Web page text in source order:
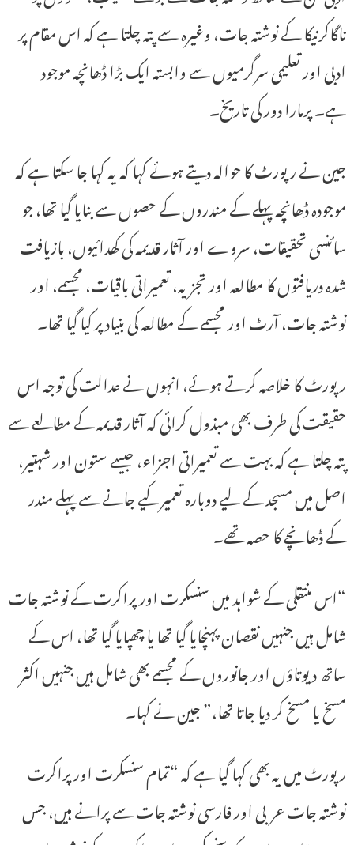
ناگاکرنیکا کے نوشتہ جات، وغیرہ سے پتہ چلتا ہے کہ اس مقام پر
ادبی اور تعلیمی سرگرمیوں سے وابستہ ایک بڑا ڈھانچہ موجود
ہے۔ پرمارا دور کی تاریخ۔
جین نے رپورٹ کا حوالہ دیتے ہوئے کہا کہ یہ کہا جا سکتا ہے کہ
موجودہ ڈھانچہ پہلے کے مندروں کے حصوں سے بنایا گیا تھا، جو
سائنسی تحقیقات، سروے اور آثار قدیمہ کی کھدائیوں، بازیافت
شدہ دریافتوں کا مطالعہ اور تجزیہ، تعمیراتی باقیات، مجسمے، اور
نوشتہ جات، آرٹ اور مجسمے کے مطالعہ کی بنیاد پر کیا گیا تھا۔
رپورٹ کا خلاصہ کرتے ہوئے، انہوں نے عدالت کی توجہ اس
حقیقت کی طرف بھی مبذول کرائی کہ آثار قدیمہ کے مطالعے سے
پتہ چلتا ہے کہ بہت سے تعمیراتی اجزاء، جیسے ستون اور شہتیر،
اصل میں مسجد کے لیے دوبارہ تعمیر کیے جانے سے پہلے مندر
کے ڈھانچے کا حصہ تھے۔
“اس منتقلی کے شواہد میں سنسکرت اور پراکرت کے نوشتہ جات
شامل ہیں جنہیں نقصان پہنچایا گیا تھا یا چھپایا گیا تھا، اس کے
ساتھ دیوتاؤں اور جانوروں کے مجسمے بھی شامل ہیں جنہیں اکثر
مسخ یا مسخ کر دیا جاتا تھا،” جین نے کہا۔
رپورٹ میں یہ بھی کہا گیا ہے کہ “تمام سنسکرت اور پراکرت
نوشتہ جات عربی اور فارسی نوشتہ جات سے پرانے ہیں، جس